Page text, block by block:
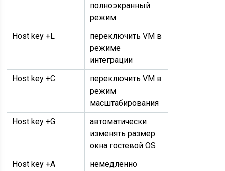
полноэкранный
режим
Host key +L
переключить VM в
режиме
интеграции
Host key +C
переключить VM в
режим
масштабирования
Host key +G
автоматически
изменять размер
окна гостевой OS
Host key +A
немедленно